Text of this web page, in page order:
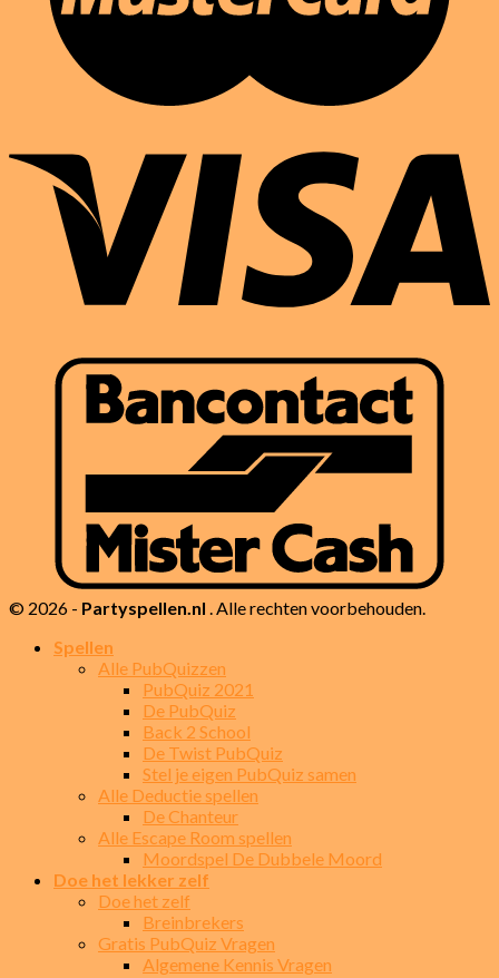
© 2026 - Partyspellen.nl . Alle rechten voorbehouden.
Spellen
Alle PubQuizzen
PubQuiz 2021
De PubQuiz
Back 2 School
De Twist PubQuiz
Stel je eigen PubQuiz samen
Alle Deductie spellen
De Chanteur
Alle Escape Room spellen
Moordspel De Dubbele Moord
Doe het lekker zelf
Doe het zelf
Breinbrekers
Gratis PubQuiz Vragen
Algemene Kennis Vragen